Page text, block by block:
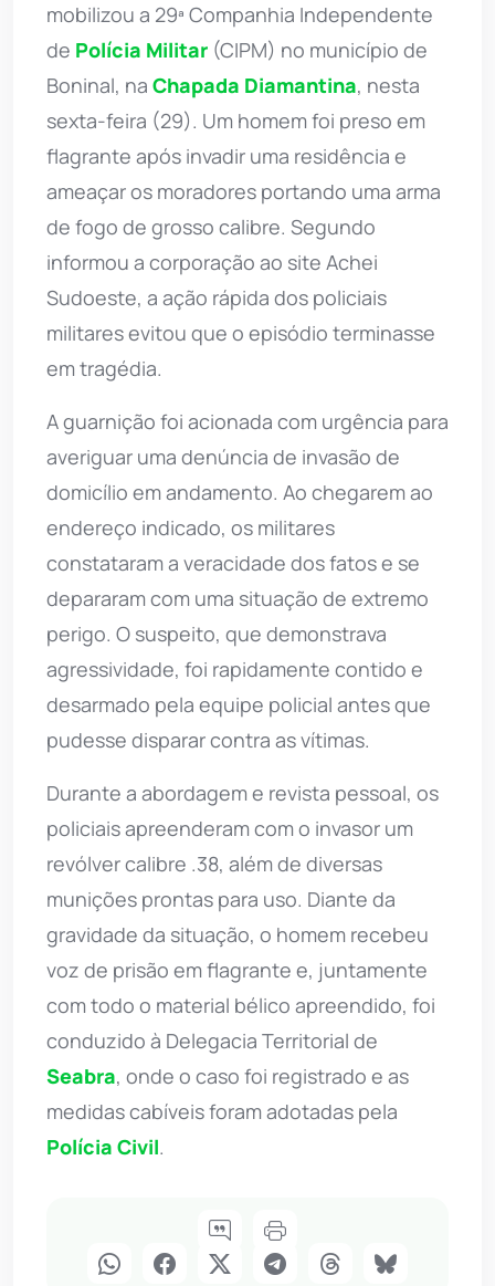
mobilizou a 29ª Companhia Independente
de Polícia Militar (CIPM) no município de
Boninal, na Chapada Diamantina, nesta
sexta-feira (29). Um homem foi preso em
flagrante após invadir uma residência e
ameaçar os moradores portando uma arma
de fogo de grosso calibre. Segundo
informou a corporação ao site Achei
Sudoeste, a ação rápida dos policiais
militares evitou que o episódio terminasse
em tragédia.
A guarnição foi acionada com urgência para
averiguar uma denúncia de invasão de
domicílio em andamento. Ao chegarem ao
endereço indicado, os militares
constataram a veracidade dos fatos e se
depararam com uma situação de extremo
perigo. O suspeito, que demonstrava
agressividade, foi rapidamente contido e
desarmado pela equipe policial antes que
pudesse disparar contra as vítimas.
Durante a abordagem e revista pessoal, os
policiais apreenderam com o invasor um
revólver calibre .38, além de diversas
munições prontas para uso. Diante da
gravidade da situação, o homem recebeu
voz de prisão em flagrante e, juntamente
com todo o material bélico apreendido, foi
conduzido à Delegacia Territorial de
Seabra, onde o caso foi registrado e as
medidas cabíveis foram adotadas pela
Polícia Civil.